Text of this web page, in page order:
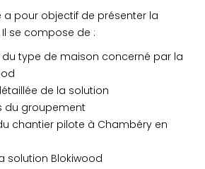
a pour objectif de présenter la
se compose de :
type de maison concerné par la
de la solution
du groupement
chantier pilote à Chambéry en
solution Blokiwood